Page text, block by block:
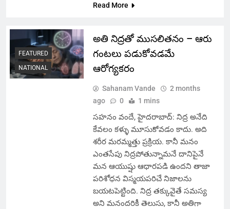
Read More
FEATURED
NATIONAL
అతి నిద్రతో ముసలితనం – ఆరు
గంటలు పడుకోవడమే
ఆరోగ్యకరం
Sahanam Vande
2 months
ago
0 1 mins
సహనం వందే, హైదరాబాద్: నిద్ర అనేది
కేవలం కళ్ళు మూసుకోవడం కాదు. అది
శరీర మరమ్మత్తు ప్రక్రియ. కానీ మనం
ఎంతసేపు నిద్రపోతున్నామనే దానిపైనే
మన ఆయుష్షు ఆధారపడి ఉందని తాజా
పరిశోధన విస్మయపరిచే నిజాలను
బయటపెట్టింది. నిద్ర తక్కువైతే సమస్య
అని మనందరికీ తెలుసు, కానీ అతిగా